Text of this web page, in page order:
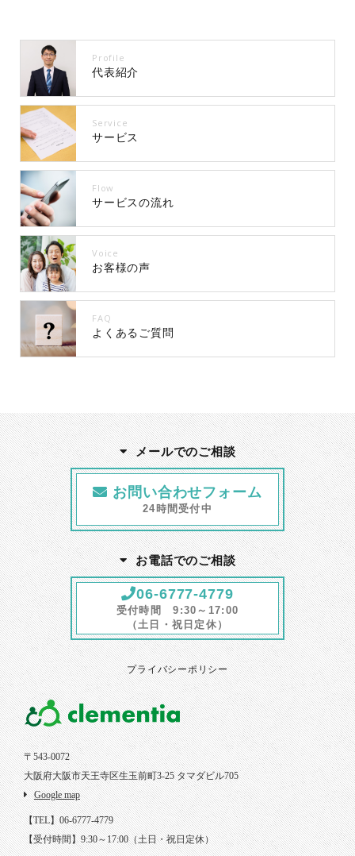
Profile
代表紹介
Service
サービス
Flow
サービスの流れ
Voice
お客様の声
FAQ
よくあるご質問
メールでのご相談
お問い合わせフォーム
24時間受付中
お電話でのご相談
06-6777-4779
受付時間 9:30～17:00
（土日・祝日定休）
プライバシーポリシー
〒543-0072
大阪府大阪市天王寺区生玉前町3-25 タマダビル705
Google map
【TEL】06-6777-4779
【受付時間】9:30～17:00（土日・祝日定休）